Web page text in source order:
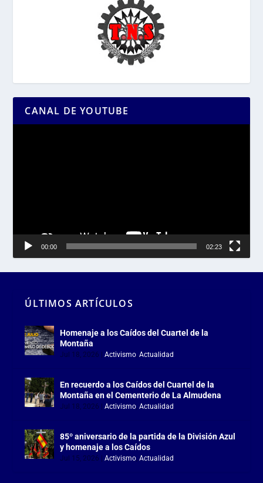
CANAL DE YOUTUBE
00:00 02:23
ÚLTIMOS ARTÍCULOS
Homenaje a los Caídos del Cuartel de la
Montaña
Jul 18, 2026 |Activismo,Actualidad
En recuerdo a los Caídos del Cuartel de la
Montaña en el Cementerio de La Almudena
Jul 18, 2026 |Activismo,Actualidad
85º aniversario de la partida de la División Azul
y homenaje a los Caídos
Jul 15, 2026 |Activismo,Actualidad